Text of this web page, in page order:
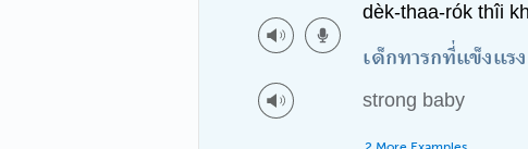
dèk-thaa-rók thîi
เด็กทารกที่แข็งแรง
strong baby